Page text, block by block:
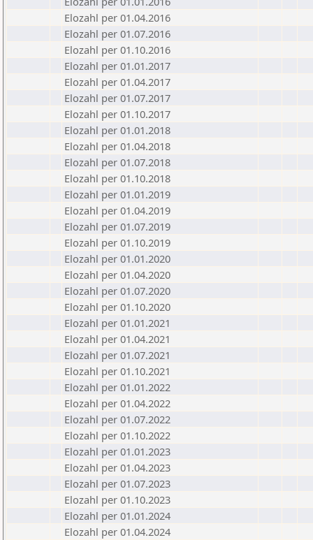
Elozahl per 01.04.2016
Elozahl per 01.07.2016
Elozahl per 01.10.2016
Elozahl per 01.01.2017
Elozahl per 01.04.2017
Elozahl per 01.07.2017
Elozahl per 01.10.2017
Elozahl per 01.01.2018
Elozahl per 01.04.2018
Elozahl per 01.07.2018
Elozahl per 01.10.2018
Elozahl per 01.01.2019
Elozahl per 01.04.2019
Elozahl per 01.07.2019
Elozahl per 01.10.2019
Elozahl per 01.01.2020
Elozahl per 01.04.2020
Elozahl per 01.07.2020
Elozahl per 01.10.2020
Elozahl per 01.01.2021
Elozahl per 01.04.2021
Elozahl per 01.07.2021
Elozahl per 01.10.2021
Elozahl per 01.01.2022
Elozahl per 01.04.2022
Elozahl per 01.07.2022
Elozahl per 01.10.2022
Elozahl per 01.01.2023
Elozahl per 01.04.2023
Elozahl per 01.07.2023
Elozahl per 01.10.2023
Elozahl per 01.01.2024
Elozahl per 01.04.2024